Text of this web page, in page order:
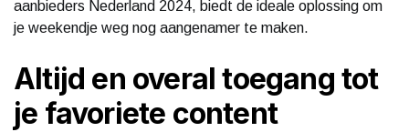
aanbieders Nederland 2024, biedt de ideale oplossing om
je weekendje weg nog aangenamer te maken.
Altijd en overal toegang tot
je favoriete content